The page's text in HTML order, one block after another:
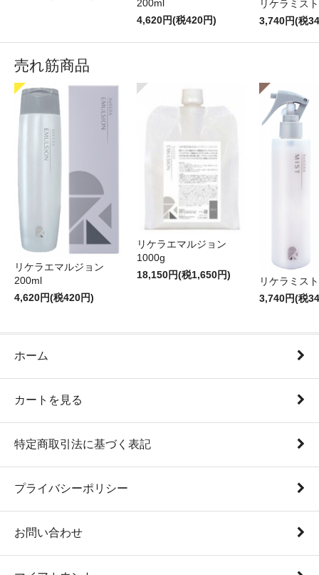
200ml
4,620円(税420円)
リケラミス
3,740円(税
売れ筋商品
リケラエマルジョン
200ml
4,620円(税420円)
リケラエマルジョン
1000g
18,150円(税1,650円)
リケラミス
3,740円(税
ホーム
カートを見る
特定商取引法に基づく表記
プライバシーポリシー
お問い合わせ